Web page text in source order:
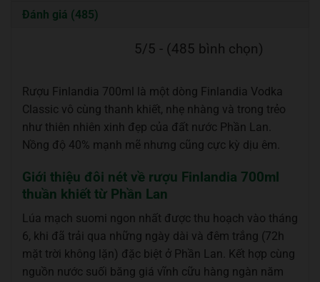
Đánh giá (485)
5/5 - (485 bình chọn)
Rượu Finlandia 700ml là một dòng Finlandia Vodka
Classic vô cùng thanh khiết, nhẹ nhàng và trong trẻo
như thiên nhiên xinh đẹp của đất nước Phần Lan.
Nồng độ 40% mạnh mẽ nhưng cũng cực kỳ dịu êm.
Giới thiệu đôi nét về rượu Finlandia 700ml
thuần khiết từ Phần Lan
Lúa mạch suomi ngon nhất được thu hoạch vào tháng
6, khi đã trải qua những ngày dài và đêm trắng (72h
mặt trời không lặn) đặc biệt ở Phần Lan. Kết hợp cùng
nguồn nước suối băng giá vĩnh cữu hàng ngàn năm